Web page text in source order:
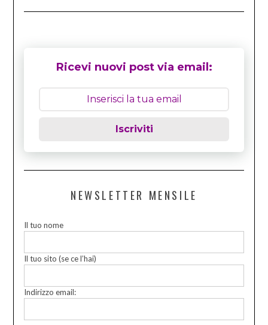
Ricevi nuovi post via email:
Iscriviti
NEWSLETTER MENSILE
Il tuo nome
Il tuo sito (se ce l’hai)
Indirizzo email: